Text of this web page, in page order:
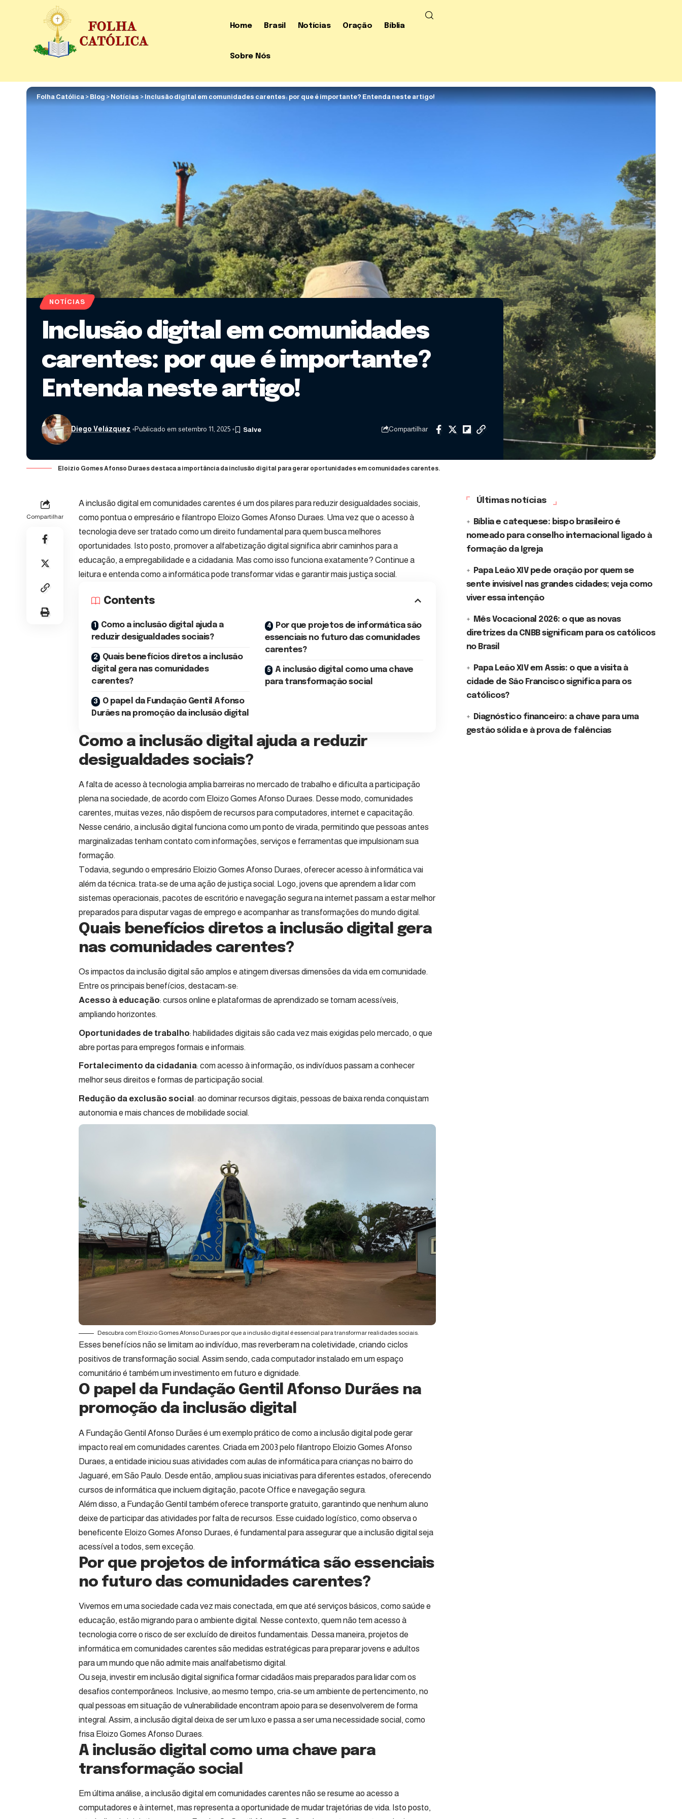
Home Brasil Notícias Oração Bíblia
Sobre Nós
Folha Católica>Blog>Notícias>Inclusão digital em comunidades carentes: por que é importante? Entenda neste artigo!
NOTÍCIAS
Inclusão digital em comunidades
carentes: por que é importante?
Entenda neste artigo!
Diego Velázquez Publicado em setembro 11, 2025 Compartilhar
Eloizio Gomes Afonso Duraes destaca a importância da inclusão digital para gerar oportunidades em comunidades carentes.
Compartilhar
A inclusão digital em comunidades carentes é um dos pilares para reduzir desigualdades sociais,
como pontua o empresário e filantropo Eloizo Gomes Afonso Duraes. Uma vez que o acesso à
tecnologia deve ser tratado como um direito fundamental para quem busca melhores
oportunidades. Isto posto, promover a alfabetização digital significa abrir caminhos para a
educação, a empregabilidade e a cidadania. Mas como isso funciona exatamente? Continue a
leitura e entenda como a informática pode transformar vidas e garantir mais justiça social.
Contents
Como a inclusão digital ajuda a
reduzir desigualdades sociais?
Quais benefícios diretos a inclusão
digital gera nas comunidades
carentes?
O papel da Fundação Gentil Afonso
Durães na promoção da inclusão digital
Por que projetos de informática são
essenciais no futuro das comunidades
carentes?
A inclusão digital como uma chave
para transformação social
Como a inclusão digital ajuda a reduzir
desigualdades sociais?
A falta de acesso à tecnologia amplia barreiras no mercado de trabalho e dificulta a participação
plena na sociedade, de acordo com Eloizo Gomes Afonso Duraes. Desse modo, comunidades
carentes, muitas vezes, não dispõem de recursos para computadores, internet e capacitação.
Nesse cenário, a inclusão digital funciona como um ponto de virada, permitindo que pessoas antes
marginalizadas tenham contato com informações, serviços e ferramentas que impulsionam sua
formação.
Todavia, segundo o empresário Eloizio Gomes Afonso Duraes, oferecer acesso à informática vai
além da técnica: trata-se de uma ação de justiça social. Logo, jovens que aprendem a lidar com
sistemas operacionais, pacotes de escritório e navegação segura na internet passam a estar melhor
preparados para disputar vagas de emprego e acompanhar as transformações do mundo digital.
Quais benefícios diretos a inclusão digital gera
nas comunidades carentes?
Os impactos da inclusão digital são amplos e atingem diversas dimensões da vida em comunidade.
Entre os principais benefícios, destacam-se:
Acesso à educação: cursos online e plataformas de aprendizado se tornam acessíveis,
ampliando horizontes.
Oportunidades de trabalho: habilidades digitais são cada vez mais exigidas pelo mercado, o que
abre portas para empregos formais e informais.
Fortalecimento da cidadania: com acesso à informação, os indivíduos passam a conhecer
melhor seus direitos e formas de participação social.
Redução da exclusão social: ao dominar recursos digitais, pessoas de baixa renda conquistam
autonomia e mais chances de mobilidade social.
Descubra com Eloizio Gomes Afonso Duraes por que a inclusão digital é essencial para transformar realidades sociais.
Esses benefícios não se limitam ao indivíduo, mas reverberam na coletividade, criando ciclos
positivos de transformação social. Assim sendo, cada computador instalado em um espaço
comunitário é também um investimento em futuro e dignidade.
O papel da Fundação Gentil Afonso Durães na
promoção da inclusão digital
A Fundação Gentil Afonso Durães é um exemplo prático de como a inclusão digital pode gerar
impacto real em comunidades carentes. Criada em 2003 pelo filantropo Eloizio Gomes Afonso
Duraes, a entidade iniciou suas atividades com aulas de informática para crianças no bairro do
Jaguaré, em São Paulo. Desde então, ampliou suas iniciativas para diferentes estados, oferecendo
cursos de informática que incluem digitação, pacote Office e navegação segura.
Além disso, a Fundação Gentil também oferece transporte gratuito, garantindo que nenhum aluno
deixe de participar das atividades por falta de recursos. Esse cuidado logístico, como observa o
beneficente Eloizo Gomes Afonso Duraes, é fundamental para assegurar que a inclusão digital seja
acessível a todos, sem exceção.
Por que projetos de informática são essenciais
no futuro das comunidades carentes?
Vivemos em uma sociedade cada vez mais conectada, em que até serviços básicos, como saúde e
educação, estão migrando para o ambiente digital. Nesse contexto, quem não tem acesso à
tecnologia corre o risco de ser excluído de direitos fundamentais. Dessa maneira, projetos de
informática em comunidades carentes são medidas estratégicas para preparar jovens e adultos
para um mundo que não admite mais analfabetismo digital.
Ou seja, investir em inclusão digital significa formar cidadãos mais preparados para lidar com os
desafios contemporâneos. Inclusive, ao mesmo tempo, cria-se um ambiente de pertencimento, no
qual pessoas em situação de vulnerabilidade encontram apoio para se desenvolverem de forma
integral. Assim, a inclusão digital deixa de ser um luxo e passa a ser uma necessidade social, como
frisa Eloizo Gomes Afonso Duraes.
A inclusão digital como uma chave para
transformação social
Em última análise, a inclusão digital em comunidades carentes não se resume ao acesso a
computadores e à internet, mas representa a oportunidade de mudar trajetórias de vida. Isto posto,
Últimas notícias
Bíblia e catequese: bispo brasileiro é
nomeado para conselho internacional ligado à
formação da Igreja
Papa Leão XIV pede oração por quem se
sente invisível nas grandes cidades; veja como
viver essa intenção
Mês Vocacional 2026: o que as novas
diretrizes da CNBB significam para os católicos
no Brasil
Papa Leão XIV em Assis: o que a visita à
cidade de São Francisco significa para os
católicos?
Diagnóstico financeiro: a chave para uma
gestão sólida e à prova de falências